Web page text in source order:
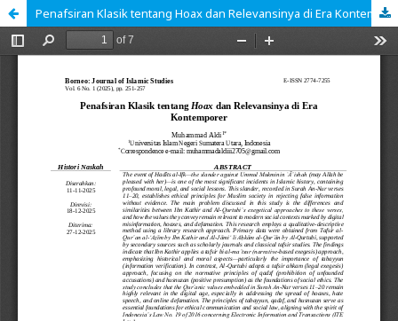
Penafsiran Klasik tentang Hoax dan Relevansinya di Era Kontemporer